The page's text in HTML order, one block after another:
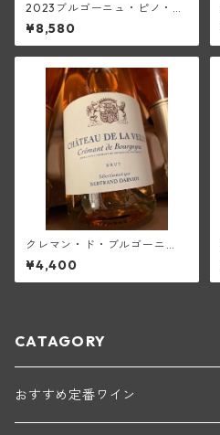
2023ブルゴーニュ・ピノ・ブ
ラン(アンリ・グージュ)
¥8,580
クレマン・ド・ブルゴーニ
ュ・ブリュット・ロゼ(シャト
ー・ド・ラ・ヴェル/ベルトラ
ン・ダルヴィオ)
¥4,400
CATAGORY
おすすめ定番ワイン